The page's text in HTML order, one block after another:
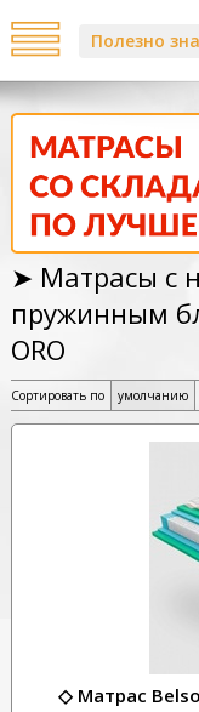
Полезно
➤ Матрасы с
пружинным
ORO
Сортировать по умолчанию
◇ Матрас